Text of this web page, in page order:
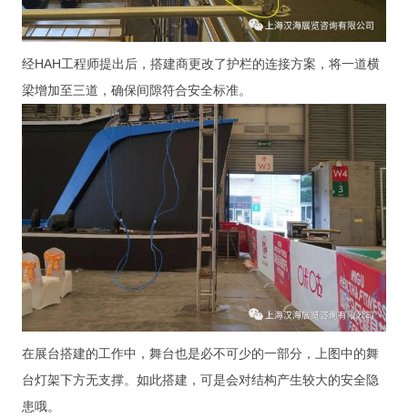
经HAH工程师提出后，搭建商更改了护栏的连接方案，将一道横
梁增加至三道，确保间隙符合安全标准。
在展台搭建的工作中，舞台也是必不可少的一部分，上图中的舞
台灯架下方无支撑。如此搭建，可是会对结构产生较大的安全隐
患哦。